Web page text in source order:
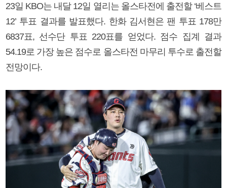
23일 KBO는 내달 12일 열리는 올스타전에 출전할 ‘베스트
12’ 투표 결과를 발표했다. 한화 김서현은 팬 투표 178만
6837표, 선수단 투표 220표를 얻었다. 점수 집계 결과
54.19로 가장 높은 점수로 올스타전 마무리 투수로 출전할
전망이다.